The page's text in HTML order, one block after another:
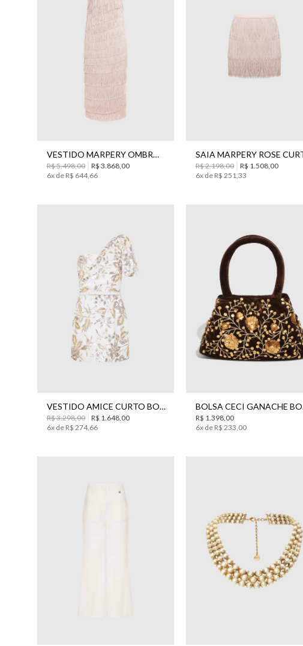
VESTIDO MARPERY OMBRO MIDI BO.BÔ FEMININO
R$5.498,00 R$ 3 868, 00
6x de R$ 644, 66
R$2.198,00 R$ 1 508, 00
6x de R$ 251 33
VESTIDO AMICE CURTO BO.BÔ FEMININO
R$3.298,00 R$ 1 648, 00
6x de R$ 274, 66
R$ 1 398, 00
6x de R$ 233 00